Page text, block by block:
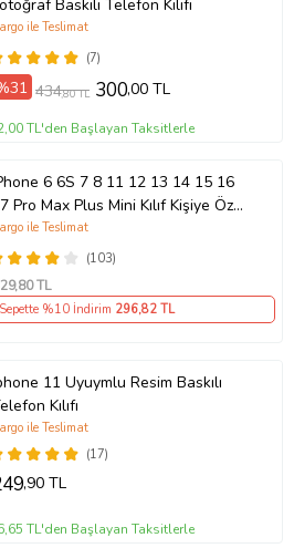
Baskılı Telefon Kılıfı
(7)
ile Teslimat
434,80 TL 300,00 TL
TL'den Başlayan Taksitlerle
6 6S 7 8 11 12 13 14 15 16
Pro Max Plus Mini Kılıf Kişiye Özel
Fotoğraflı Silikon
(103)
ile Teslimat
,80 TL
Sepette %10 İndirim 296,82 TL
11 Uyuymlu Resim Baskılı
Kılıfı
(17)
ile Teslimat
,90 TL
TL'den Başlayan Taksitlerle